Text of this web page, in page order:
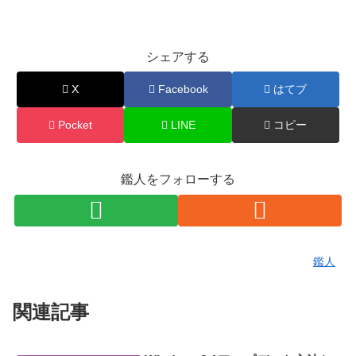
シェアする
X Facebook はてブ
Pocket LINE コピー
鑑人をフォローする
鑑人
関連記事